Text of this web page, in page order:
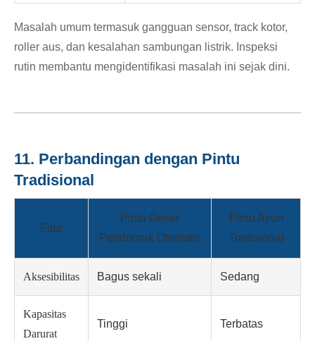
Masalah umum termasuk gangguan sensor, track kotor,
roller aus, dan kesalahan sambungan listrik. Inspeksi
rutin membantu mengidentifikasi masalah ini sejak dini.
11. Perbandingan dengan Pintu
Tradisional
Fitur
Pintu Geser
Pendobrak Otomatis
Pintu Ayun
Tradisional
Aksesibilitas Bagus sekali Sedang
Kapasitas
Darurat
Tinggi Terbatas